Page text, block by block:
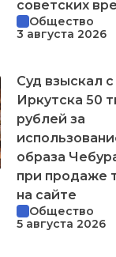
советских
Общество
3 августа 2026
Суд взыскал
Иркутска 50
рублей за
образа
при продаже
на сайте
Общество
5 августа 2026